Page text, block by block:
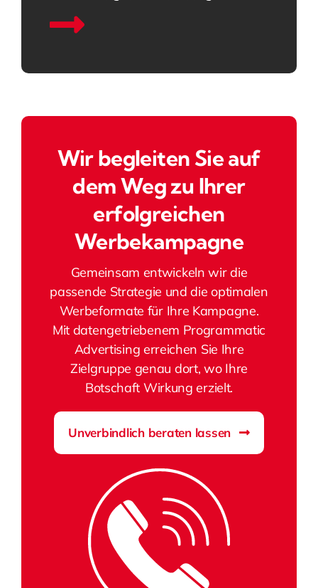
Wir begleiten Sie auf
dem Weg zu Ihrer
erfolgreichen
Werbekampagne
Gemeinsam entwickeln wir die
passende Strategie und die optimalen
Werbeformate für Ihre Kampagne.
Mit datengetriebenem Programmatic
Advertising erreichen Sie Ihre
Zielgruppe genau dort, wo Ihre
Botschaft Wirkung erzielt.
Unverbindlich beraten lassen